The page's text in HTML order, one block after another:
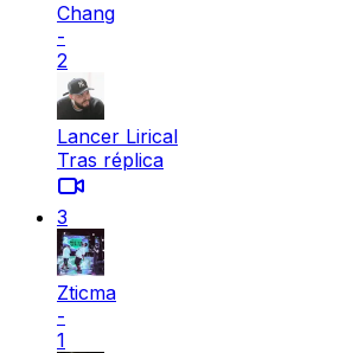
Chang
-
2
Lancer Lirical
Tras réplica
3
Zticma
-
1